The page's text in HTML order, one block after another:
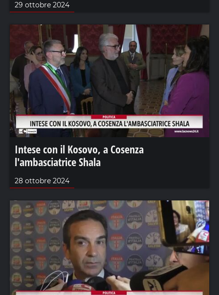
29 ottobre 2024
Intese con il Kosovo, a Cosenza
l'ambasciatrice Shala
28 ottobre 2024